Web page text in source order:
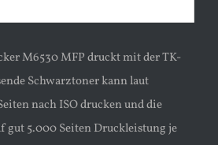
M6530 MFP druckt mit der TK-
Schwarztoner kann laut
nach ISO drucken und die
gut 5.000 Seiten Druckleistung je